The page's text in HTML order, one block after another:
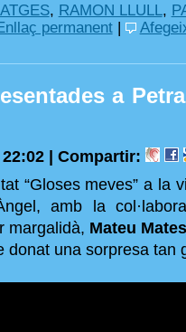
, RAMON LLULL,
permanent|
a
| Compartir:
“Gloses meves” a la
amb la
margalidà, Mateu
donat una sorpresa tan